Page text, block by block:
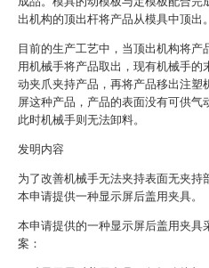
出机构的顶出杆将产品从模具中顶出。
目前的生产工艺中，当顶出机构将产
用机械手将产品取出，现有机械手的
动夹爪夹持产品，再将产品移出注塑
屏这种产品，产品的表面没有可供气
此时机械手则无法卸料。
发明内容
为了改善机械手无法夹持表面无夹持
本申请提供一种显示屏后盖用夹具。
本申请提供的一种显示屏后盖用夹具
案：